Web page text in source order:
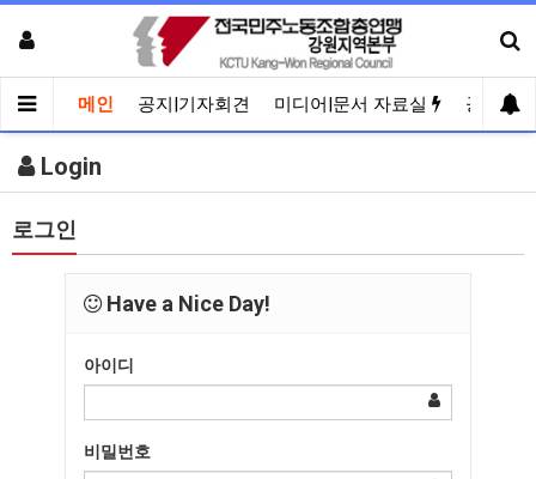
메인 공지|기자회견 미디어|문서 자료실 공유게
Login
로그인
Have a Nice Day!
아이디
비밀번호